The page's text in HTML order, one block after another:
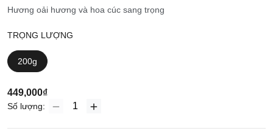
Hương oải hương và hoa cúc sang trọng
TRỌNG LƯỢNG
200g
449,000₫
Số lượng: